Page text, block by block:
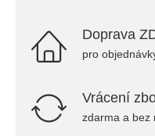
Doprava
pro
Vrácení
zdarma a bez